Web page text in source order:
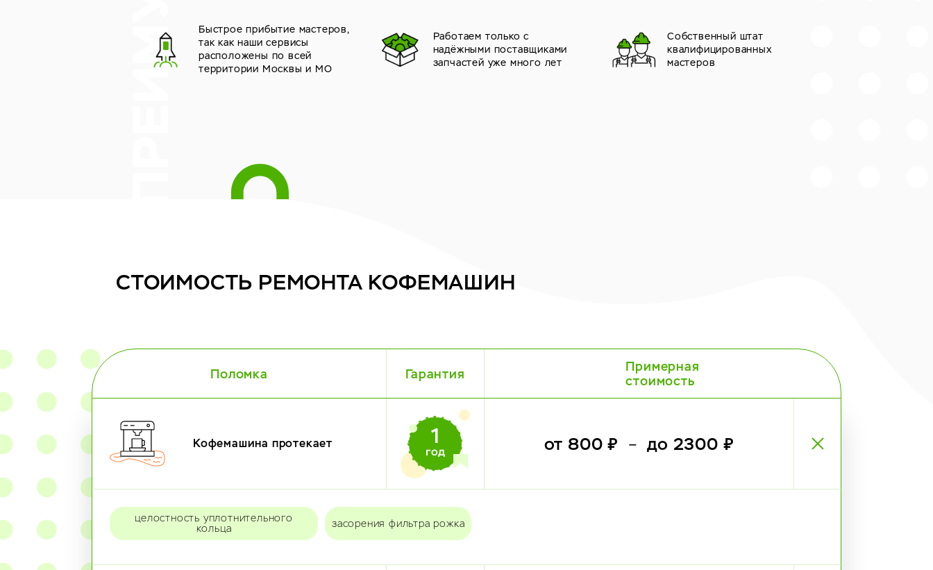
Быстрое прибытие мастеров,
так как наши сервисы
расположены по всей
территории Москвы и МО
Работаем только с
надёжными поставщиками
запчастей уже много лет
Собственный штат
квалифицированных
мастеров
СТОИМОСТЬ РЕМОНТА КОФЕМАШИН
Поломка Гарантия
Примерная
стоимость
Кофемашина протекает от 800 ₽ — до 2300 ₽
целостность уплотнительного
кольца
засорения фильтра рожка